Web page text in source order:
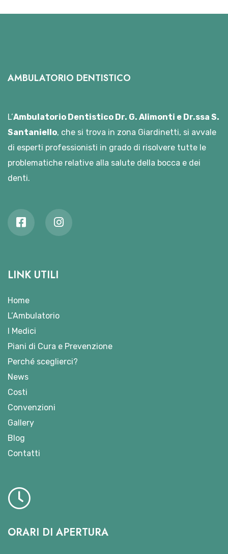
AMBULATORIO DENTISTICO
L’Ambulatorio Dentistico Dr. G. Alimonti e Dr.ssa S.
Santaniello, che si trova in zona Giardinetti, si avvale
di esperti professionisti in grado di risolvere tutte le
problematiche relative alla salute della bocca e dei
denti.
LINK UTILI
Home
L’Ambulatorio
I Medici
Piani di Cura e Prevenzione
Perché sceglierci?
News
Costi
Convenzioni
Gallery
Blog
Contatti
ORARI DI APERTURA